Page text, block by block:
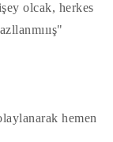
olcak, herkes
hemen